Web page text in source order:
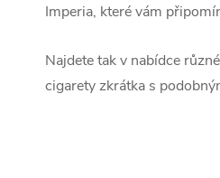
Imperia, které vám
Najdete tak v nabídce
cigarety zkrátka s